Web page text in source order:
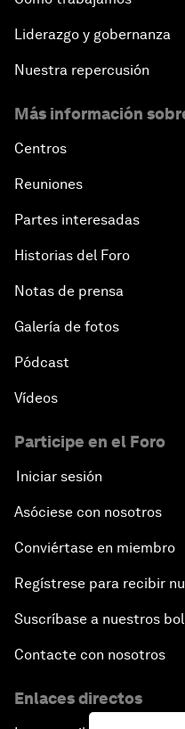
Liderazgo y gobernanza
Nuestra repercusión
Más información
Centros
Reuniones
Partes interesadas
Historias del Foro
Notas de prensa
Galería de fotos
Pódcast
Vídeos
Participe en el Foro
Iniciar sesión
Asóciese con nosotros
Conviértase en miembro
Regístrese para recibir
Suscríbase a nuestros
Contacte con nosotros
Enlaces directos